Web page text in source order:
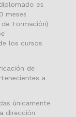
es
meses
Formación)
los cursos
de
a
únicamente
dirección